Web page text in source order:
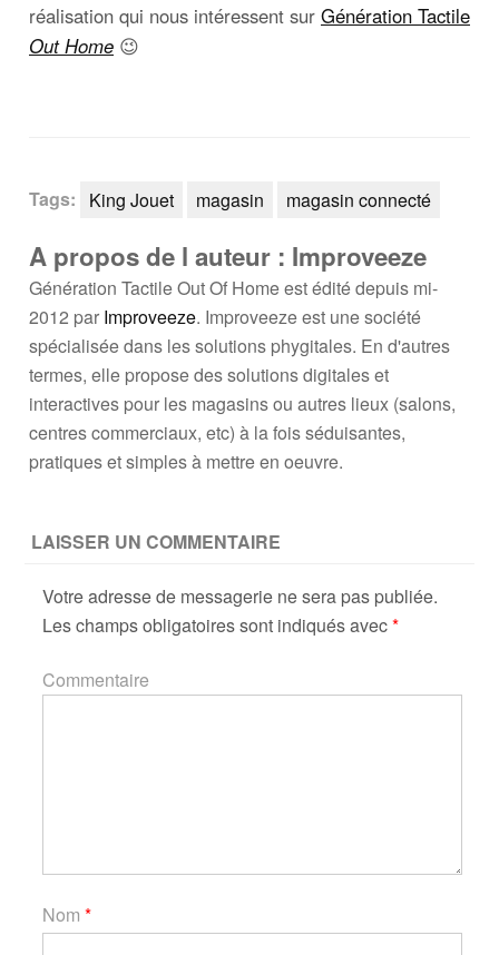
réalisation qui nous intéressent sur Génération Tactile
Out Home 😉
Tags: King Jouet magasin magasin connecté
A propos de l auteur : Improveeze
Génération Tactile Out Of Home est édité depuis mi-
2012 par Improveeze. Improveeze est une société
spécialisée dans les solutions phygitales. En d'autres
termes, elle propose des solutions digitales et
interactives pour les magasins ou autres lieux (salons,
centres commerciaux, etc) à la fois séduisantes,
pratiques et simples à mettre en oeuvre.
LAISSER UN COMMENTAIRE
Votre adresse de messagerie ne sera pas publiée.
Les champs obligatoires sont indiqués avec*
Commentaire
Nom *